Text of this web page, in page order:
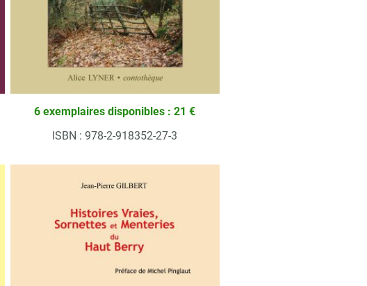
6 exemplaires disponibles : 21 €
ISBN : 978-2-918352-27-3